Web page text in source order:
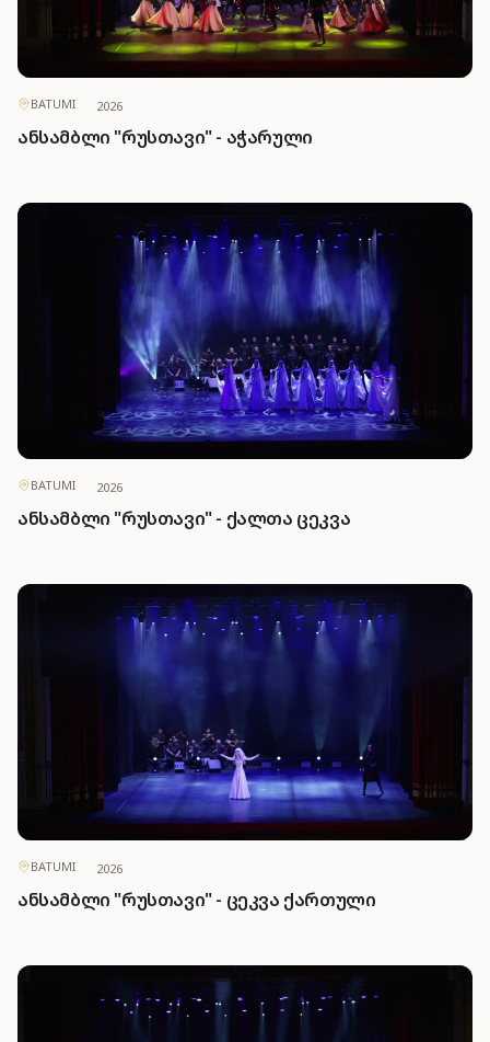
BATUMI · 2026
ანსამბლი "რუსთავი" - აჭარული
BATUMI · 2026
ანსამბლი "რუსთავი" - ქალთა ცეკვა
BATUMI · 2026
ანსამბლი "რუსთავი" - ცეკვა ქართული